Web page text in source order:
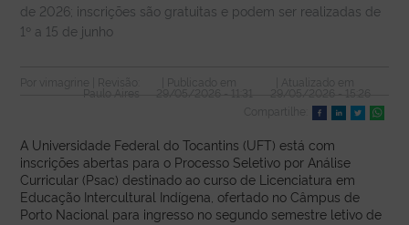
de 2026; inscrições são gratuitas e podem ser realizadas de
1º a 15 de junho
Por e | Revisão:
Paulo Aires
| Publicado em
29/05/2026 - 11:31
| Atualizado em
29/05/2026 - 15:26
Compartilhe:
A Universidade Federal do Tocantins (UFT) está com
inscrições abertas para o Processo Seletivo por Análise
Curricular (Psac) destinado ao curso de Licenciatura em
Educação Intercultural Indígena, ofertado no Câmpus de
Porto Nacional para ingresso no segundo semestre letivo de